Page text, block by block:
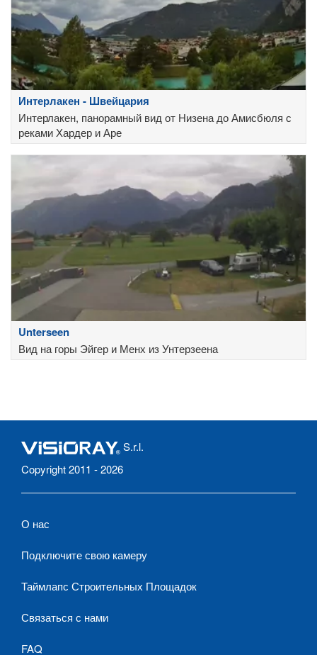
Интерлакен - Швейцария
Интерлакен, панорамный вид от Низена до Амисбюля с
реками Хардер и Аре
Unterseen
Вид на горы Эйгер и Менх из Унтерзеена
S.r.l.
Copyright 2011 - 2026
О нас
Подключите свою камеру
Таймлапс Строительных Площадок
Связаться с нами
FAQ